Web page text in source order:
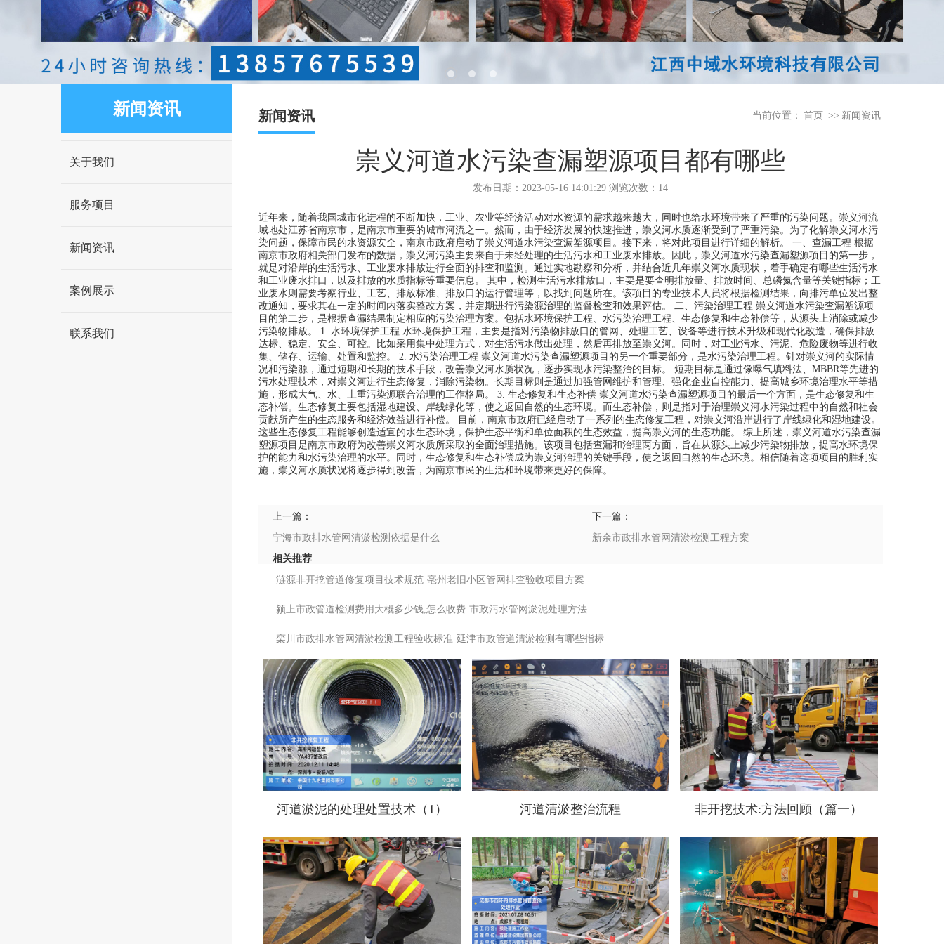
新闻资讯
关于我们
服务项目
新闻资讯
案例展示
联系我们
新闻资讯 当前位置： 首页 >> 新闻资讯
崇义河道水污染查漏塑源项目都有哪些
发布日期：2023-05-16 14:01:29 浏览次数：14
近年来，随着我国城市化进程的不断加快，工业、农业等经济活动对水资源的需求越来越大，同时也给水环境带来了严重的污染问题。崇义河流
域地处江苏省南京市，是南京市重要的城市河流之一。然而，由于经济发展的快速推进，崇义河水质逐渐受到了严重污染。为了化解崇义河水污
染问题，保障市民的水资源安全，南京市政府启动了崇义河道水污染查漏塑源项目。接下来，将对此项目进行详细的解析。 一、查漏工程 根据
南京市政府相关部门发布的数据，崇义河污染主要来自于未经处理的生活污水和工业废水排放。因此，崇义河道水污染查漏塑源项目的第一步，
就是对沿岸的生活污水、工业废水排放进行全面的排查和监测。通过实地勘察和分析，并结合近几年崇义河水质现状，着手确定有哪些生活污水
和工业废水排口，以及排放的水质指标等重要信息。 其中，检测生活污水排放口，主要是要查明排放量、排放时间、总磷氮含量等关键指标；工
业废水则需要考察行业、工艺、排放标准、排放口的运行管理等，以找到问题所在。该项目的专业技术人员将根据检测结果，向排污单位发出整
改通知，要求其在一定的时间内落实整改方案，并定期进行污染源治理的监督检查和效果评估。 二、污染治理工程 崇义河道水污染查漏塑源项
目的第二步，是根据查漏结果制定相应的污染治理方案。包括水环境保护工程、水污染治理工程、生态修复和生态补偿等，从源头上消除或减少
污染物排放。 1. 水环境保护工程 水环境保护工程，主要是指对污染物排放口的管网、处理工艺、设备等进行技术升级和现代化改造，确保排放
达标、稳定、安全、可控。比如采用集中处理方式，对生活污水做出处理，然后再排放至崇义河。同时，对工业污水、污泥、危险废物等进行收
集、储存、运输、处置和监控。 2. 水污染治理工程 崇义河道水污染查漏塑源项目的另一个重要部分，是水污染治理工程。针对崇义河的实际情
况和污染源，通过短期和长期的技术手段，改善崇义河水质状况，逐步实现水污染整治的目标。 短期目标是通过像曝气填料法、MBBR等先进的
污水处理技术，对崇义河进行生态修复，消除污染物。长期目标则是通过加强管网维护和管理、强化企业自控能力、提高城乡环境治理水平等措
施，形成大气、水、土重污染源联合治理的工作格局。 3. 生态修复和生态补偿 崇义河道水污染查漏塑源项目的最后一个方面，是生态修复和生
态补偿。生态修复主要包括湿地建设、岸线绿化等，使之返回自然的生态环境。而生态补偿，则是指对于治理崇义河水污染过程中的自然和社会
贡献所产生的生态服务和经济效益进行补偿。 目前，南京市政府已经启动了一系列的生态修复工程，对崇义河沿岸进行了岸线绿化和湿地建设。
这些生态修复工程能够创造适宜的水生态环境，保护生态平衡和单位面积的生态效益，提高崇义河的生态功能。 综上所述，崇义河道水污染查漏
塑源项目是南京市政府为改善崇义河水质所采取的全面治理措施。该项目包括查漏和治理两方面，旨在从源头上减少污染物排放，提高水环境保
护的能力和水污染治理的水平。同时，生态修复和生态补偿成为崇义河治理的关键手段，使之返回自然的生态环境。相信随着这项项目的胜利实
施，崇义河水质状况将逐步得到改善，为南京市民的生活和环境带来更好的保障。
上一篇：
宁海市政排水管网清淤检测依据是什么
下一篇：
新余市政排水管网清淤检测工程方案
相关推荐
涟源非开挖管道修复项目技术规范 亳州老旧小区管网排查验收项目方案
颍上市政管道检测费用大概多少钱,怎么收费 市政污水管网淤泥处理方法
栾川市政排水管网清淤检测工程验收标准 延津市政管道清淤检测有哪些指标
河道淤泥的处理处置技术（1） 河道清淤整治流程 非开挖技术:方法回顾（篇一）